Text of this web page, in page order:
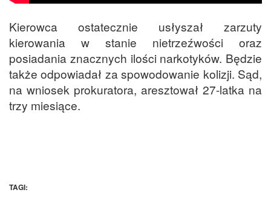
Kierowca ostatecznie usłyszał zarzuty
kierowania w stanie nietrzeźwości oraz
posiadania znacznych ilości narkotyków. Będzie
także odpowiadał za spowodowanie kolizji. Sąd,
na wniosek prokuratora, aresztował 27-latka na
trzy miesiące.
TAGI: